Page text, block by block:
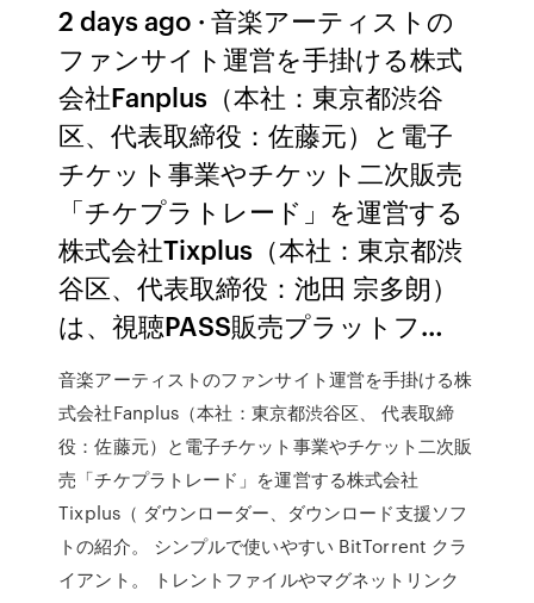
2 days ago · 音楽アーティストの
ファンサイト運営を手掛ける株式
会社Fanplus（本社：東京都渋谷
区、代表取締役：佐藤元）と電子
チケット事業やチケット二次販売
「チケプラトレード」を運営する
株式会社Tixplus（本社：東京都渋
谷区、代表取締役：池田 宗多朗）
は、視聴PASS販売プラットフ…
音楽アーティストのファンサイト運営を手掛ける株
式会社Fanplus（本社：東京都渋谷区、 代表取締
役：佐藤元）と電子チケット事業やチケット二次販
売「チケプラトレード」を運営する株式会社
Tixplus（ ダウンローダー、ダウンロード支援ソフ
トの紹介。 シンプルで使いやすい BitTorrent クラ
イアント。 トレントファイルやマグネットリンク